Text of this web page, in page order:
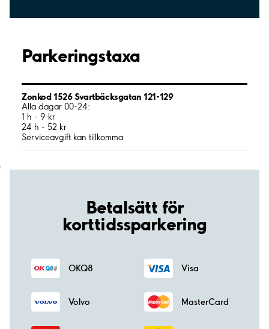
Parkeringstaxa
Zonkod 1526 Svartbäcksgatan 121-129
Alla dagar 00-24:
1 h - 9 kr
24 h - 52 kr
Serviceavgift kan tillkomma
;
Betalsätt för
korttidssparkering
OKQ8 Visa
Volvo MasterCard